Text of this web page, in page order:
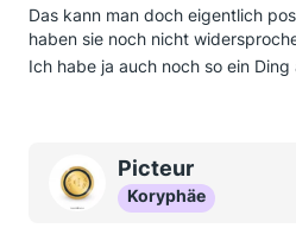
Das kann man doch eigentlich
haben sie noch nicht
Ich habe ja auch noch so ein Ding
Picteur
Koryphäe